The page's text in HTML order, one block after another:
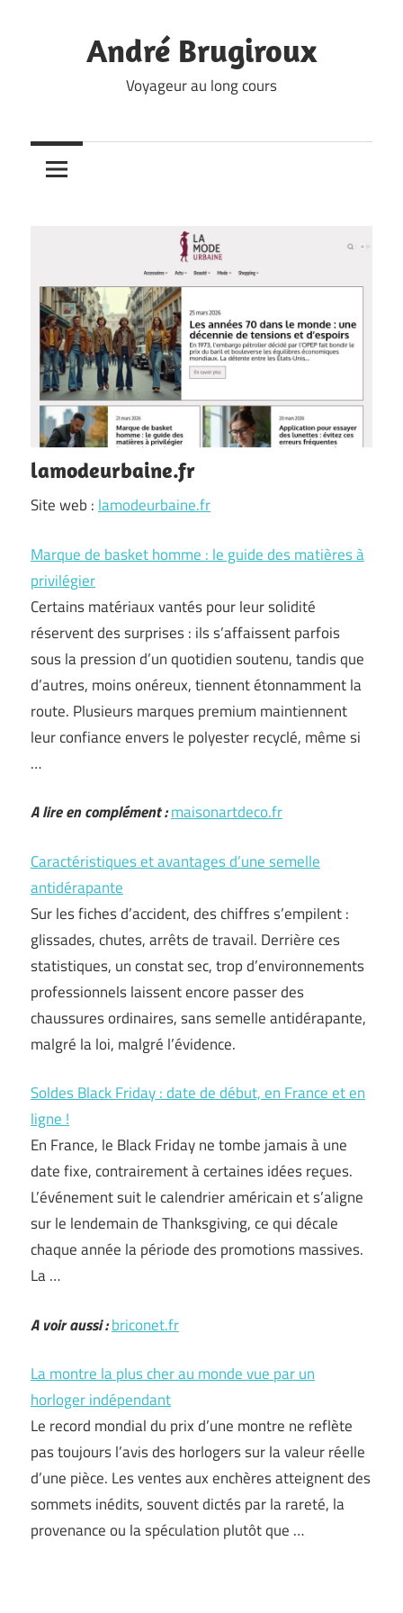
André Brugiroux
Voyageur au long cours
lamodeurbaine.fr
Site web : lamodeurbaine.fr
Marque de basket homme : le guide des matières à
privilégier
Certains matériaux vantés pour leur solidité
réservent des surprises : ils s’affaissent parfois
sous la pression d’un quotidien soutenu, tandis que
d’autres, moins onéreux, tiennent étonnamment la
route. Plusieurs marques premium maintiennent
leur confiance envers le polyester recyclé, même si
…
A lire en complément :maisonartdeco.fr
Caractéristiques et avantages d’une semelle
antidérapante
Sur les fiches d’accident, des chiffres s’empilent :
glissades, chutes, arrêts de travail. Derrière ces
statistiques, un constat sec, trop d’environnements
professionnels laissent encore passer des
chaussures ordinaires, sans semelle antidérapante,
malgré la loi, malgré l’évidence.
Soldes Black Friday : date de début, en France et en
ligne !
En France, le Black Friday ne tombe jamais à une
date fixe, contrairement à certaines idées reçues.
L’événement suit le calendrier américain et s’aligne
sur le lendemain de Thanksgiving, ce qui décale
chaque année la période des promotions massives.
La …
A voir aussi :briconet.fr
La montre la plus cher au monde vue par un
horloger indépendant
Le record mondial du prix d’une montre ne reflète
pas toujours l’avis des horlogers sur la valeur réelle
d’une pièce. Les ventes aux enchères atteignent des
sommets inédits, souvent dictés par la rareté, la
provenance ou la spéculation plutôt que …